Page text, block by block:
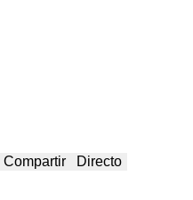
Compartir Directo